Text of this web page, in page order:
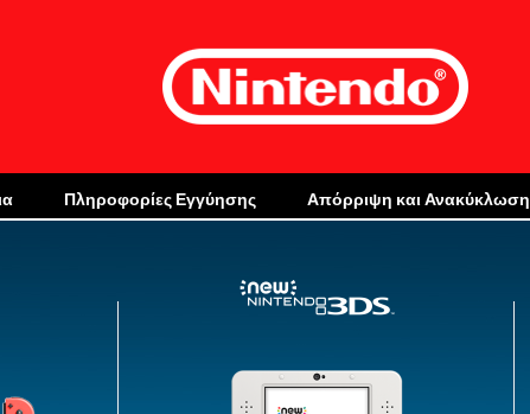
Πληροφορίες Εγγύησης Απόρριψη και Ανακύκλωση